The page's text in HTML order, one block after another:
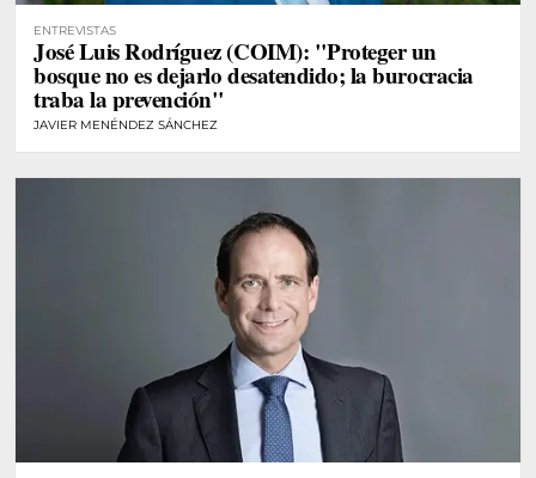
ENTREVISTAS
José Luis Rodríguez (COIM): "Proteger un
bosque no es dejarlo desatendido; la burocracia
traba la prevención"
JAVIER MENÉNDEZ SÁNCHEZ